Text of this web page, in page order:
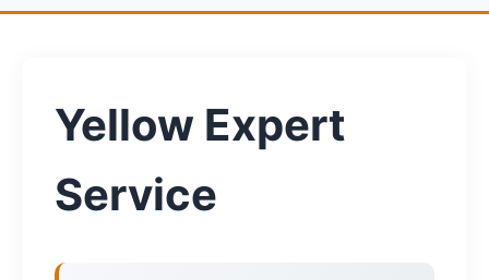
Yellow Expert
Service